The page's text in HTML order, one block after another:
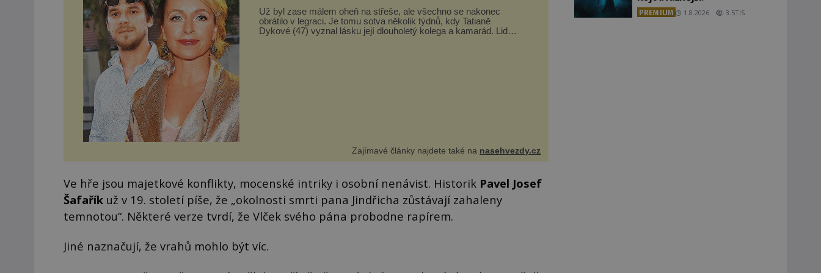
Už byl zase málem oheň na střeše, ale všechno se nakonec
obrátilo v legraci. Je tomu sotva několik týdnů, kdy Tatianě
Dykové (47) vyznal lásku její dlouholetý kolega a kamarád. Lidé
Zajímavé články najdete také na nasehvezdy.cz
Ve hře jsou majetkové konflikty, mocenské intriky i osobní nenávist. Historik Pavel Josef
Šafařík už v 19. století píše, že „okolnosti smrti pana Jindřicha zůstávají zahaleny
temnotou“. Některé verze tvrdí, že Vlček svého pána probodne rapírem.
Jiné naznačují, že vrahů mohlo být víc.
PREMIUM 1.8.2026 3.5TIS